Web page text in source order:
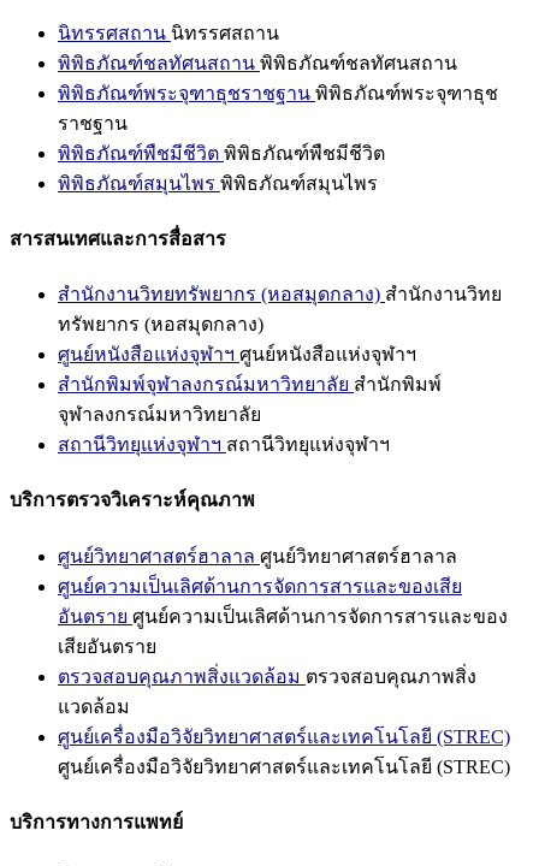
นิทรรศสถาน นิทรรศสถาน
พิพิธภัณฑ์ชลทัศนสถาน พิพิธภัณฑ์ชลทัศนสถาน
พิพิธภัณฑ์พระจุฑาธุชราชฐาน พิพิธภัณฑ์พระจุฑาธุช
ราชฐาน
พิพิธภัณฑ์พืชมีชีวิต พิพิธภัณฑ์พืชมีชีวิต
พิพิธภัณฑ์สมุนไพร พิพิธภัณฑ์สมุนไพร
สารสนเทศและการสื่อสาร
สำนักงานวิทยทรัพยากร (หอสมุดกลาง) สำนักงานวิทย
ทรัพยากร (หอสมุดกลาง)
ศูนย์หนังสือแห่งจุฬาฯ ศูนย์หนังสือแห่งจุฬาฯ
สำนักพิมพ์จุฬาลงกรณ์มหาวิทยาลัย สำนักพิมพ์
จุฬาลงกรณ์มหาวิทยาลัย
สถานีวิทยุแห่งจุฬาฯ สถานีวิทยุแห่งจุฬาฯ
บริการตรวจวิเคราะห์คุณภาพ
ศูนย์วิทยาศาสตร์ฮาลาล ศูนย์วิทยาศาสตร์ฮาลาล
ศูนย์ความเป็นเลิศด้านการจัดการสารและของเสีย
อันตราย ศูนย์ความเป็นเลิศด้านการจัดการสารและของ
เสียอันตราย
ตรวจสอบคุณภาพสิ่งแวดล้อม ตรวจสอบคุณภาพสิ่ง
แวดล้อม
ศูนย์เครื่องมือวิจัยวิทยาศาสตร์และเทคโนโลยี (STREC)
ศูนย์เครื่องมือวิจัยวิทยาศาสตร์และเทคโนโลยี (STREC)
บริการทางการแพทย์